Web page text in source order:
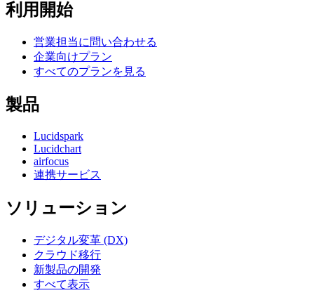
利用開始
営業担当に問い合わせる
企業向けプラン
すべてのプランを見る
製品
Lucidspark
Lucidchart
airfocus
連携サービス
ソリューション
デジタル変革 (DX)
クラウド移行
新製品の開発
すべて表示